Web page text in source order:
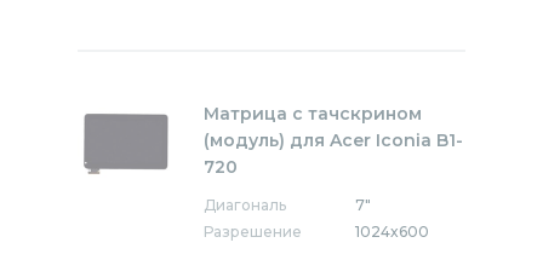
Матрица с тачскрином
(модуль) для Acer Iconia B1-
720
Диагональ
7"
Разрешение
1024x600